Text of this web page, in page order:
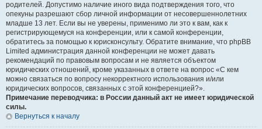
родителей. Допустимо наличие иного вида подтверждения того, что
опекуны разрешают сбор личной информации от несовершеннолетних
младше 13 лет. Если вы не уверены, применимо ли это к вам, как к
регистрирующемуся на конференции, или к самой конференции,
обратитесь за помощью к юрисконсульту. Обратите внимание, что phpBB
Limited администрация данной конференции не может давать
рекомендаций по правовым вопросам и не является объектом
юридических отношений, кроме указанных в ответе на вопрос «С кем
можно связаться по вопросу некорректного использования и/или
юридических вопросов, связанных с этой конференцией?».
Примечание переводчика: в России данный акт не имеет юридической
силы.
Вернуться к началу